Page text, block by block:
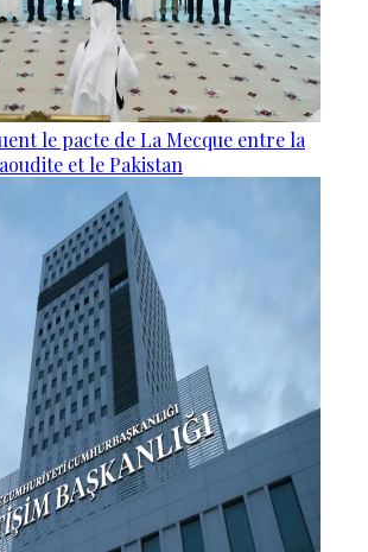
le pacte de La Mecque entre la
et le Pakistan